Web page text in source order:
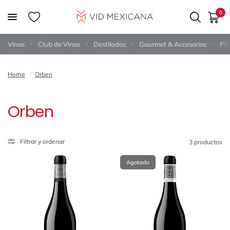
0
Vinos Club de Vinos Destilados Gourmet & Accesorios
Home / Orben
Orben
Filtrar y ordenar 3 productos
Agotado